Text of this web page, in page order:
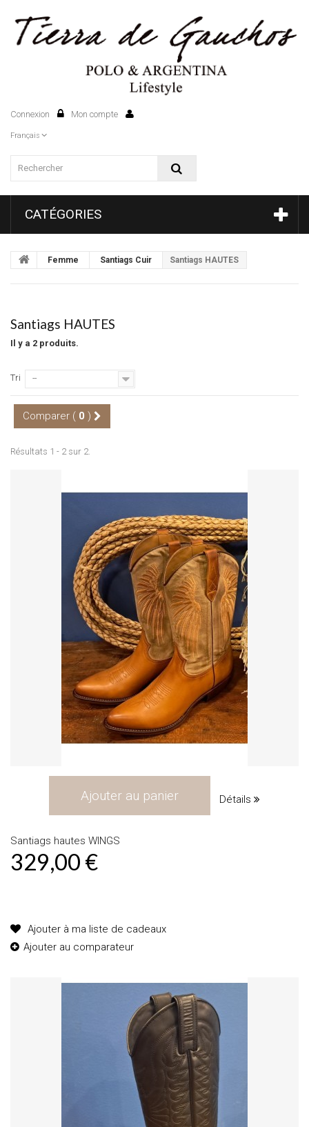
Connexion Mon compte
Français
CATÉGORIES
Femme Santiags Cuir Santiags HAUTES
Santiags HAUTES
Il y a 2 produits.
Tri --
Comparer ( 0 )
Résultats 1 - 2 sur 2.
Ajouter au panier Détails
Santiags hautes WINGS
329,00 €
Ajouter à ma liste de cadeaux
Ajouter au comparateur